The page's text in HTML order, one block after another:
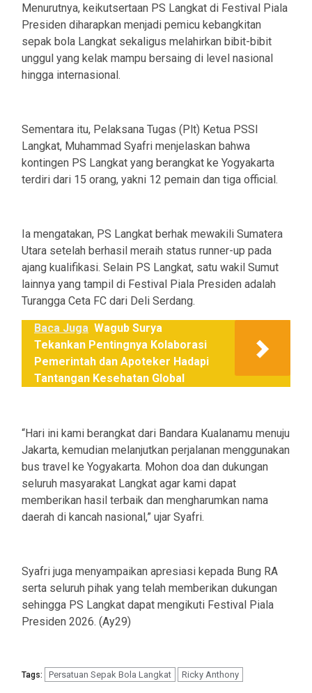
Menurutnya, keikutsertaan PS Langkat di Festival Piala
Presiden diharapkan menjadi pemicu kebangkitan
sepak bola Langkat sekaligus melahirkan bibit-bibit
unggul yang kelak mampu bersaing di level nasional
hingga internasional.
Sementara itu, Pelaksana Tugas (Plt) Ketua PSSI
Langkat, Muhammad Syafri menjelaskan bahwa
kontingen PS Langkat yang berangkat ke Yogyakarta
terdiri dari 15 orang, yakni 12 pemain dan tiga official.
Ia mengatakan, PS Langkat berhak mewakili Sumatera
Utara setelah berhasil meraih status runner-up pada
ajang kualifikasi. Selain PS Langkat, satu wakil Sumut
lainnya yang tampil di Festival Piala Presiden adalah
Turangga Ceta FC dari Deli Serdang.
Baca Juga Wagub Surya
Tekankan Pentingnya Kolaborasi
Pemerintah dan Apoteker Hadapi
Tantangan Kesehatan Global
“Hari ini kami berangkat dari Bandara Kualanamu menuju
Jakarta, kemudian melanjutkan perjalanan menggunakan
bus travel ke Yogyakarta. Mohon doa dan dukungan
seluruh masyarakat Langkat agar kami dapat
memberikan hasil terbaik dan mengharumkan nama
daerah di kancah nasional,” ujar Syafri.
Syafri juga menyampaikan apresiasi kepada Bung RA
serta seluruh pihak yang telah memberikan dukungan
sehingga PS Langkat dapat mengikuti Festival Piala
Presiden 2026. (Ay29)
Tags: Persatuan Sepak Bola Langkat Ricky Anthony